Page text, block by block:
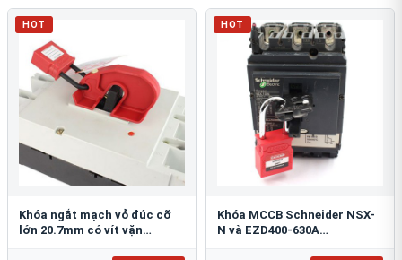
HOT
Khóa ngắt mạch vỏ đúc cỡ
lớn 20.7mm có vít vặn
HOT
Khóa MCCB Schneider NSX-
N và EZD400-630A